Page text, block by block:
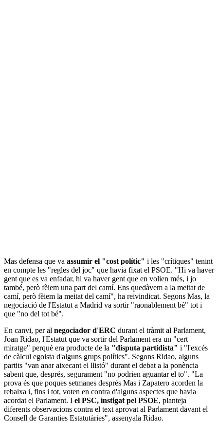
Mas defensa que va assumir el "cost polític" i les "crítiques" tenint
en compte les "regles del joc" que havia fixat el PSOE. "Hi va haver
gent que es va enfadar, hi va haver gent que en volien més, i jo
també, però fèiem una part del camí. Ens quedàvem a la meitat de
camí, però fèiem la meitat del camí", ha reivindicat. Segons Mas, la
negociació de l'Estatut a Madrid va sortir "raonablement bé" tot i
que "no del tot bé".
En canvi, per al negociador d'ERC durant el tràmit al Parlament,
Joan Ridao, l'Estatut que va sortir del Parlament era un "cert
miratge" perquè era producte de la "disputa partidista" i "l'excés
de càlcul egoista d'alguns grups polítics". Segons Ridao, alguns
partits "van anar aixecant el llistó" durant el debat a la ponència
sabent que, després, segurament "no podrien aguantar el to". "La
prova és que poques setmanes després Mas i Zapatero acorden la
rebaixa i, fins i tot, voten en contra d'alguns aspectes que havia
acordat el Parlament. I el PSC, instigat pel PSOE, planteja
diferents observacions contra el text aprovat al Parlament davant el
Consell de Garanties Estatutàries", assenyala Ridao.